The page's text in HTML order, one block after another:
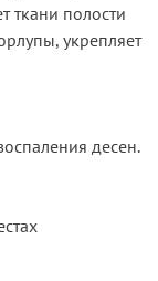
ткани полости
укрепляет
десен.